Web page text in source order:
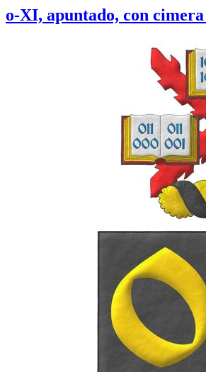
o-XI, apuntado, con